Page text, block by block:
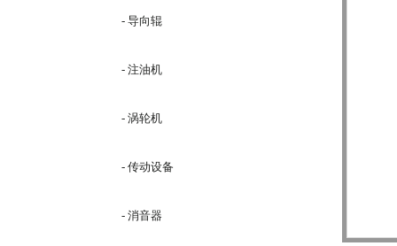
- 导向辊
- 注油机
- 涡轮机
- 传动设备
- 消音器